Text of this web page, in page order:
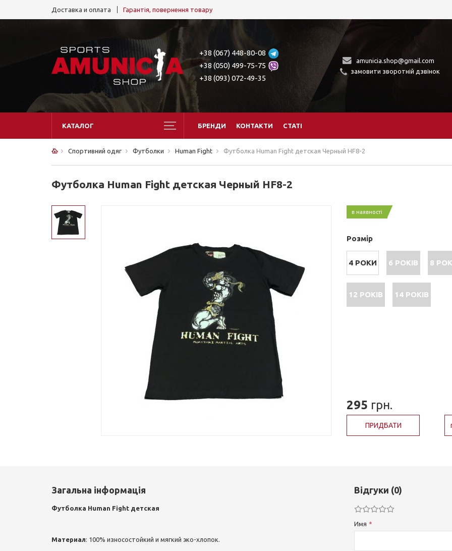
Доставка и оплата Гарантія, повернення товару
+38 (067) 448-80-08
+38 (050) 499-75-75
+38 (093) 072-49-35
amunicia.shop@gmail.com
замовити зворотній дзвінок
КАТАЛОГ БРЕНДИ КОНТАКТИ СТАТІ
Спортивний одяг Футболки Human Fight Футболка Human Fight детская Черный HF8-2
Футболка Human Fight детская Черный HF8-2
в наявності
Розмір
4 РОКИ 6 РОКІВ 8
12 РОКІВ 14 РОКІВ
295 грн.
ПРИДБАТИ
Загальна інформація
Футболка Human Fight детская
Материал: 100% износостойкий и мягкий эко-хлопок.
Відгуки (0)
Имя